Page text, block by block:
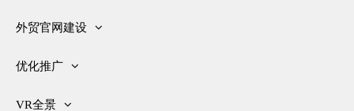
外贸官网建设
网站安全防护
优化推广
VR全景